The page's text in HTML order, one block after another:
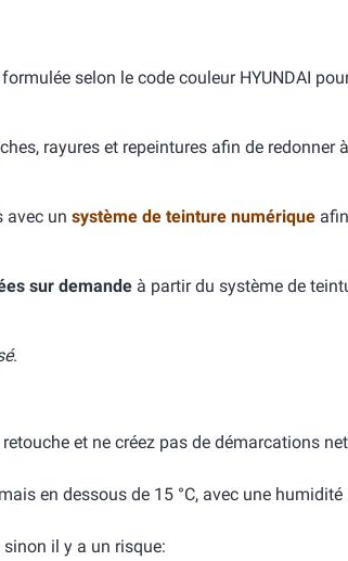
selon le code couleur HYUNDAI
rayures et repeintures afin de redonner
avec un système de teinture numérique
sur demande à partir du système de
.
et ne créez pas de démarcations
en dessous de 15 °C, avec une
il y a un risque: